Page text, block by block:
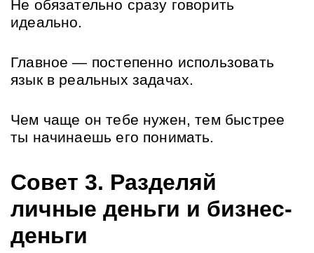
Не обязательно сразу говорить
идеально.
Главное — постепенно использовать
язык в реальных задачах.
Чем чаще он тебе нужен, тем быстрее
ты начинаешь его понимать.
Совет 3. Разделяй
личные деньги и бизнес-
деньги